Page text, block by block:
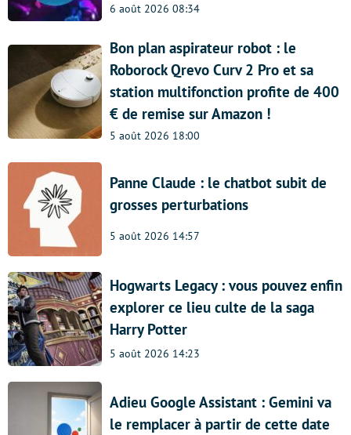
6 août 2026 08:34
Bon plan aspirateur robot : le
Roborock Qrevo Curv 2 Pro et sa
station multifonction profite de 400
€ de remise sur Amazon !
5 août 2026 18:00
Panne Claude : le chatbot subit de
grosses perturbations
5 août 2026 14:57
Hogwarts Legacy : vous pouvez enfin
explorer ce lieu culte de la saga
Harry Potter
5 août 2026 14:23
Adieu Google Assistant : Gemini va
le remplacer à partir de cette date